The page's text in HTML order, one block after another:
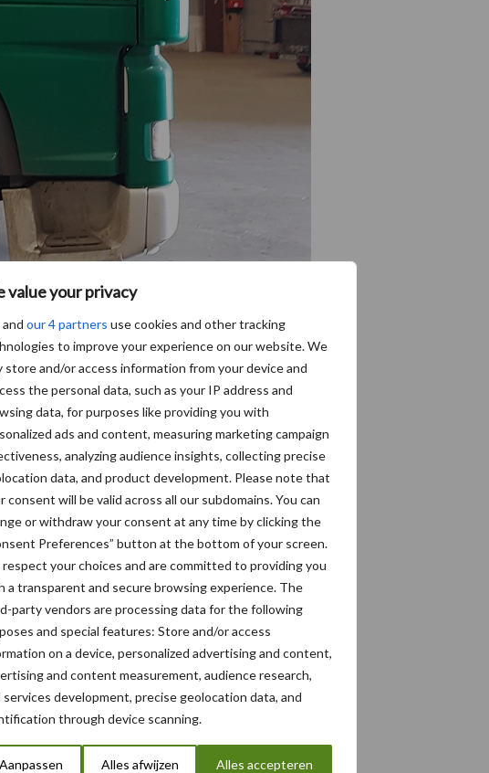
value your privacy
our 4 partners use cookies and other tracking
to improve your experience on our website. We
store and/or access information from your device and
the personal data, such as your IP address and
data, for purposes like providing you with
ads and content, measuring marketing campaign
analyzing audience insights, collecting precise
data, and product development. Please note that
consent will be valid across all our subdomains. You can
or withdraw your consent at any time by clicking the
Preferences” button at the bottom of your screen.
respect your choices and are committed to providing you
a transparent and secure browsing experience. The
party vendors are processing data for the following
and special features: Store and/or access
on a device, personalized advertising and content,
and content measurement, audience research,
services development, precise geolocation data, and
through device scanning.
Aanpassen Alles afwijzen Alles accepteren